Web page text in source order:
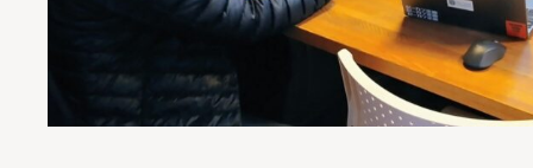
- 中小企業支援・助成金